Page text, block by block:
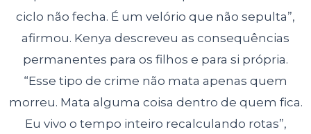
ciclo não fecha. É um velório que não sepulta”,
afirmou. Kenya descreveu as consequências
permanentes para os filhos e para si própria.
“Esse tipo de crime não mata apenas quem
morreu. Mata alguma coisa dentro de quem fica.
Eu vivo o tempo inteiro recalculando rotas”,